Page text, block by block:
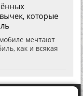
которые
мечтают
как и всякая